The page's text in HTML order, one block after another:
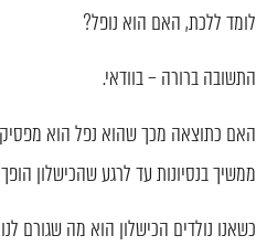
לומד ללכת, האם הוא נופל?
התשובה ברורה – בוודאי.
האם כתוצאה מכך שהוא נפל הוא
ממשיך בנסיונות עד לרגע שהכישלון
כשאנו נולדים הכישלון הוא מה שגורם